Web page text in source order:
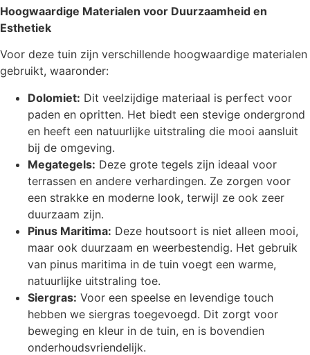
Hoogwaardige Materialen voor Duurzaamheid en
Esthetiek
Voor deze tuin zijn verschillende hoogwaardige materialen
gebruikt, waaronder:
Dolomiet: Dit veelzijdige materiaal is perfect voor
paden en opritten. Het biedt een stevige ondergrond
en heeft een natuurlijke uitstraling die mooi aansluit
bij de omgeving.
Megategels: Deze grote tegels zijn ideaal voor
terrassen en andere verhardingen. Ze zorgen voor
een strakke en moderne look, terwijl ze ook zeer
duurzaam zijn.
Pinus Maritima: Deze houtsoort is niet alleen mooi,
maar ook duurzaam en weerbestendig. Het gebruik
van pinus maritima in de tuin voegt een warme,
natuurlijke uitstraling toe.
Siergras: Voor een speelse en levendige touch
hebben we siergras toegevoegd. Dit zorgt voor
beweging en kleur in de tuin, en is bovendien
onderhoudsvriendelijk.